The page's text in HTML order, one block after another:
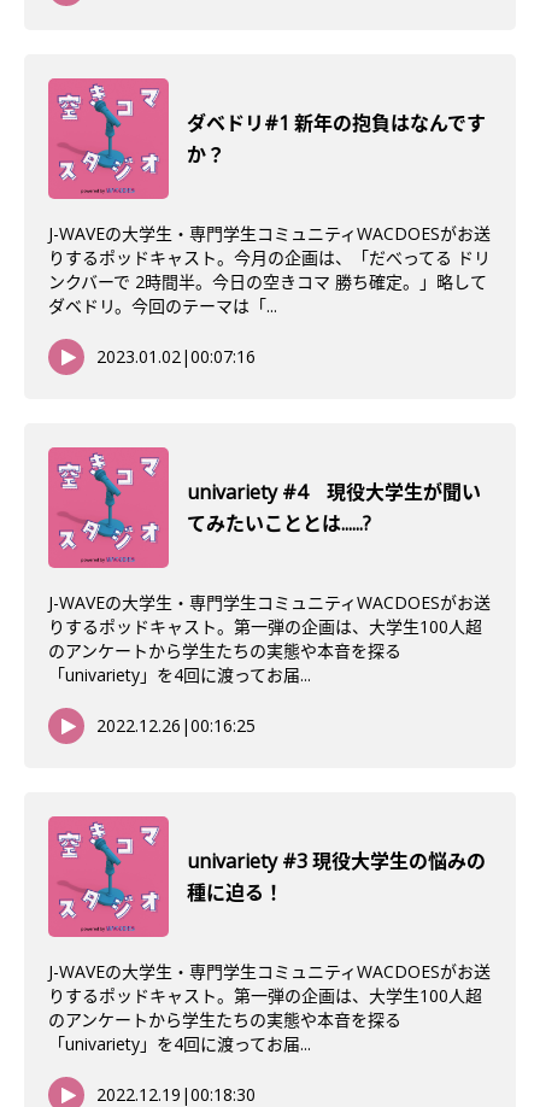
ダベドリ#1 新年の抱負はなんです
か？
J-WAVEの大学生・専門学生コミュニティWACDOESがお送
りするポッドキャスト。今月の企画は、「だべってる ドリ
ンクバーで 2時間半。今日の空きコマ 勝ち確定。」略して
ダベドリ。今回のテーマは「...
2023.01.02|00:07:16
univariety #4 現役大学生が聞い
てみたいこととは......?
J-WAVEの大学生・専門学生コミュニティWACDOESがお送
りするポッドキャスト。第一弾の企画は、大学生100人超
のアンケートから学生たちの実態や本音を探る
「univariety」を4回に渡ってお届...
2022.12.26 |00:16:25
univariety #3 現役大学生の悩みの
種に迫る！
J-WAVEの大学生・専門学生コミュニティWACDOESがお送
りするポッドキャスト。第一弾の企画は、大学生100人超
のアンケートから学生たちの実態や本音を探る
「univariety」を4回に渡ってお届...
2022.12.19 |00:18:30